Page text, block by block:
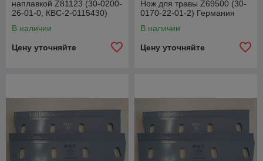
наплавкой Z81123 (30-0200-
26-01-0, КВС-2-0115430)
В наличии
Цену уточняйте
Нож для травы Z69500 (30-
0170-22-01-2) Германия
В наличии
Цену уточняйте